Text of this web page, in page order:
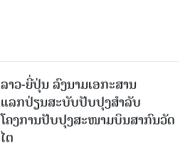
ລາວ-ຍີ່ປຸ່ນ ລົງນາມເອກະສານ
ແລກປ່ຽນສະບັບປັບປຸງສໍາລັບ
ໂຄງການປັບປຸງສະໜາມບິນສາກົນວັດ
ໄຕ